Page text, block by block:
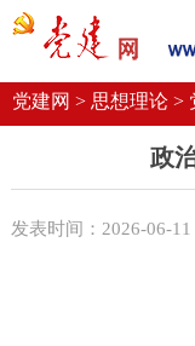
党建要闻
机关党建
党建网 > 思想理论 >
政
发表时间：2026-06-11